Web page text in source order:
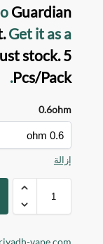
Guardian
.Get it as a
stock. 5
Pcs/Pack
.
0.6ohm
إزالة